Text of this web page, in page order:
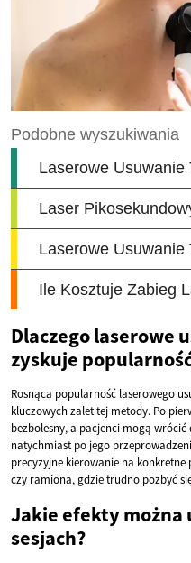
Dlaczego laserowe
zyskuje
Rosnąca popularność laserowego
kluczowych zalet tej metody. Po
bezbolesny, a pacjenci mogą
natychmiast po jego
precyzyjne kierowanie na
czy ramiona, gdzie trudno pozbyć
Jakie efekty można
sesjach?